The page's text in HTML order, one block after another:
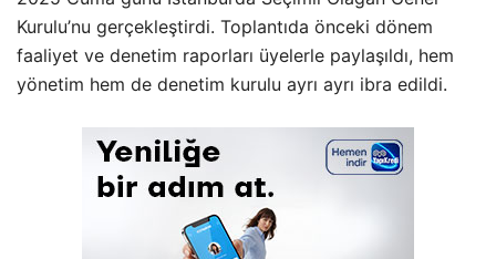
Kurulu’nu gerçekleştirdi. Toplantıda önceki dönem
faaliyet ve denetim raporları üyelerle paylaşıldı, hem
yönetim hem de denetim kurulu ayrı ayrı ibra edildi.